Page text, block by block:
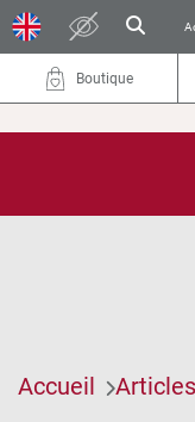
Boutique
Accueil Articles